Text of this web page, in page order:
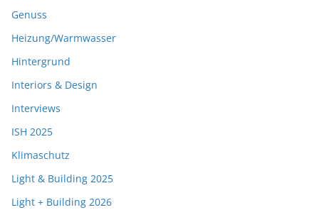
Genuss
Heizung/Warmwasser
Hintergrund
Interiors & Design
Interviews
ISH 2025
Klimaschutz
Light & Building 2025
Light + Building 2026